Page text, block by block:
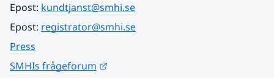
Epost: kundtjanst@smhi.se
Epost: registrator@smhi.se
Press
SMHIs frågeforum